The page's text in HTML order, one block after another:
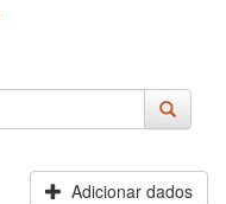
Adicionar dados